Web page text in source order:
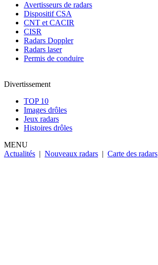
Avertisseurs de radars
Dispositif CSA
CNT et CACIR
CISR
Radars Doppler
Radars laser
Permis de conduire
Divertissement
TOP 10
Images drôles
Jeux radars
Histoires drôles
MENU
Actualités | Nouveaux radars | Carte des radars